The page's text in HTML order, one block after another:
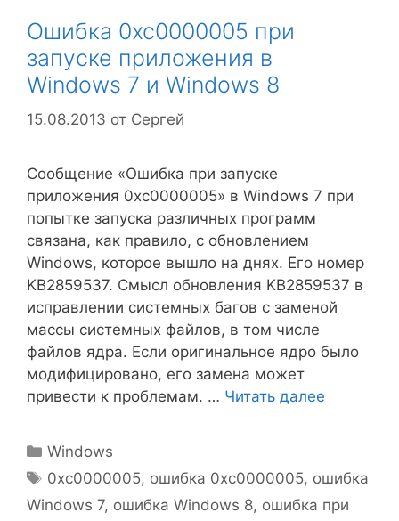
Ошибка 0xc0000005 при
запуске приложения в
Windows 7 и Windows 8
15.08.2013 от Сергей
Сообщение «Ошибка при запуске
приложения 0xc0000005» в Windows 7 при
попытке запуска различных программ
связана, как правило, с обновлением
Windows, которое вышло на днях. Его номер
KB2859537. Смысл обновления KB2859537 в
исправлении системных багов с заменой
массы системных файлов, в том числе
файлов ядра. Если оригинальное ядро было
модифицировано, его замена может
привести к проблемам. … Читать далее
Рубрики
Windows
Метки
0xc0000005, ошибка 0xc0000005, ошибка
Windows 7, ошибка Windows 8, ошибка при